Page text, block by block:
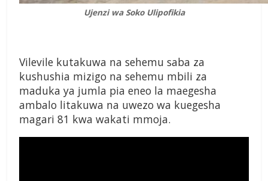
Ujenzi wa Soko Ulipofikia
Vilevile kutakuwa na sehemu saba za
kushushia mizigo na sehemu mbili za
maduka ya jumla pia eneo la maegesha
ambalo litakuwa na uwezo wa kuegesha
magari 81 kwa wakati mmoja.